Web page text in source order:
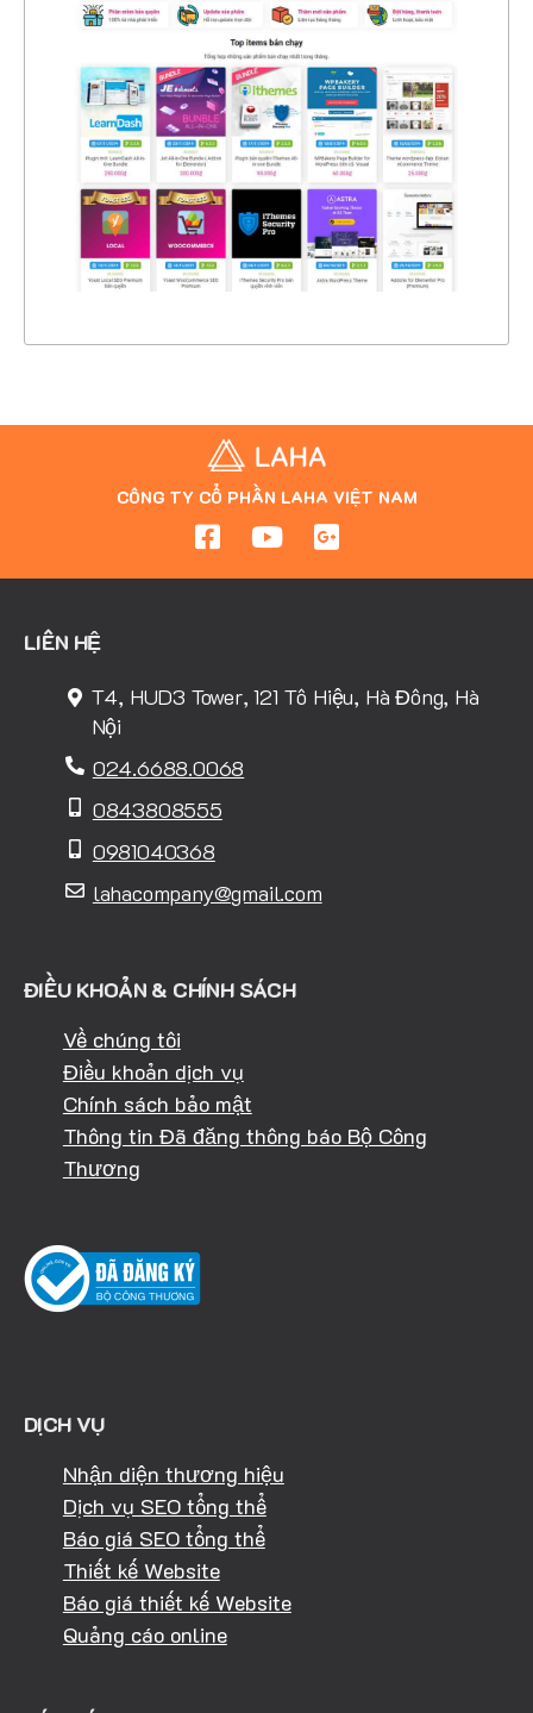
4366
CHI TIẾT
XEM THỰC TẾ
CÔNG TY CỔ PHẦN LAHA VIỆT NAM
LIÊN HỆ
T4, HUD3 Tower, 121 Tô Hiệu, Hà Đông, Hà
Nội
024.6688.0068
0843808555
0981040368
lahacompany@gmail.com
ĐIỀU KHOẢN & CHÍNH SÁCH
Về chúng tôi
Điều khoản dịch vụ
Chính sách bảo mật
Thông tin Đã đăng thông báo Bộ Công
Thương
DỊCH VỤ
Nhận diện thương hiệu
Dịch vụ SEO tổng thể
Báo giá SEO tổng thể
Thiết kế Website
Báo giá thiết kế Website
Quảng cáo online